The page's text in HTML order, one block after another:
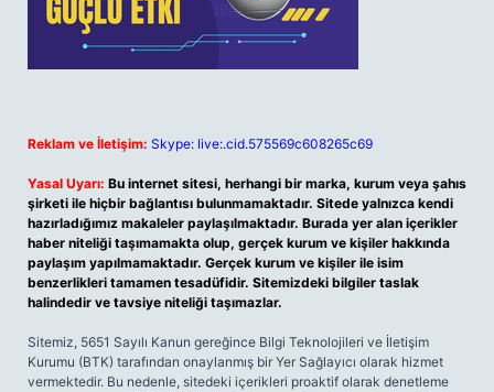
Reklam ve İletişim: Skype: live:.cid.575569c608265c69
Yasal Uyarı: Bu internet sitesi, herhangi bir marka, kurum veya şahıs
şirketi ile hiçbir bağlantısı bulunmamaktadır. Sitede yalnızca kendi
hazırladığımız makaleler paylaşılmaktadır. Burada yer alan içerikler
haber niteliği taşımamakta olup, gerçek kurum ve kişiler hakkında
paylaşım yapılmamaktadır. Gerçek kurum ve kişiler ile isim
benzerlikleri tamamen tesadüfidir. Sitemizdeki bilgiler taslak
halindedir ve tavsiye niteliği taşımazlar.
Sitemiz, 5651 Sayılı Kanun gereğince Bilgi Teknolojileri ve İletişim
Kurumu (BTK) tarafından onaylanmış bir Yer Sağlayıcı olarak hizmet
vermektedir. Bu nedenle, sitedeki içerikleri proaktif olarak denetleme